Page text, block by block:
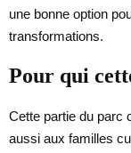
une bonne option
transformations.
Pour qui
Cette partie du parc
aussi aux familles